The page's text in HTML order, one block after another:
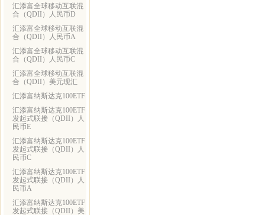
汇添富全球移动互联混
合（QDII）人民币D
汇添富全球移动互联混
合（QDII）人民币A
汇添富全球移动互联混
合（QDII）人民币C
汇添富全球移动互联混
合（QDII）美元现汇
汇添富纳斯达克100ETF
汇添富纳斯达克100ETF
发起式联接（QDII）人
民币E
汇添富纳斯达克100ETF
发起式联接（QDII）人
民币C
汇添富纳斯达克100ETF
发起式联接（QDII）人
民币A
汇添富纳斯达克100ETF
发起式联接（QDII）美